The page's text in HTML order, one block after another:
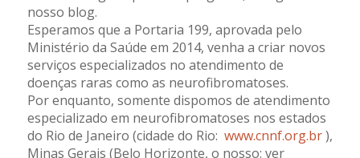
nosso blog.
Esperamos que a Portaria 199, aprovada pelo
Ministério da Saúde em 2014, venha a criar novos
serviços especializados no atendimento de
doenças raras como as neurofibromatoses.
Por enquanto, somente dispomos de atendimento
especializado em neurofibromatoses nos estados
do Rio de Janeiro (cidade do Rio: www.cnnf.org.br),
Minas Gerais (Belo Horizonte, o nosso: ver